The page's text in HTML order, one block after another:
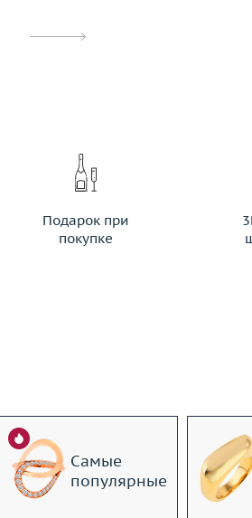
Подарок при
покупке
Самые
популярные